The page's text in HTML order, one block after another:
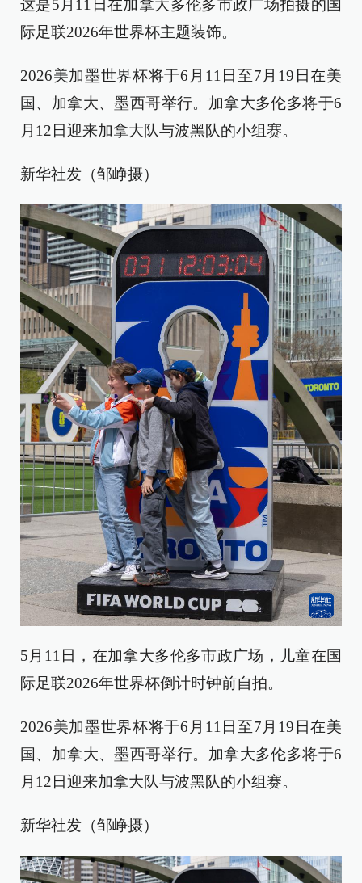
这是5月11日在加拿大多伦多市政广场拍摄的国
际足联2026年世界杯主题装饰。
2026美加墨世界杯将于6月11日至7月19日在美
国、加拿大、墨西哥举行。加拿大多伦多将于6
月12日迎来加拿大队与波黑队的小组赛。
新华社发（邹峥摄）
5月11日，在加拿大多伦多市政广场，儿童在国
际足联2026年世界杯倒计时钟前自拍。
2026美加墨世界杯将于6月11日至7月19日在美
国、加拿大、墨西哥举行。加拿大多伦多将于6
月12日迎来加拿大队与波黑队的小组赛。
新华社发（邹峥摄）